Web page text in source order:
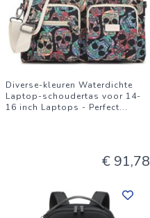
Diverse-kleuren Waterdichte
Laptop-schoudertas voor 14-
16 inch Laptops - Perfect...
€ 91,78